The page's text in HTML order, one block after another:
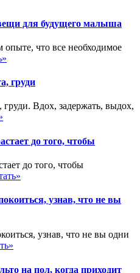
для будущего малыша
что все необходимое
груди
Вдох, задержать, выдох,
до того, чтобы
до того, чтобы
узнав, что не вы
узнав, что не вы одни
на пол, когда приходит